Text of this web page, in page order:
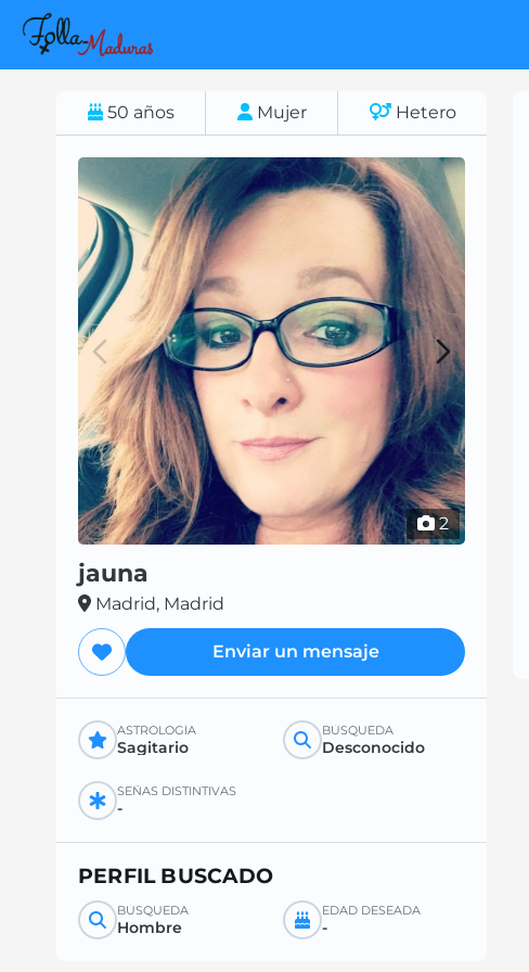
50 años Mujer Hetero
2
jauna
Madrid, Madrid
Enviar un mensaje
ASTROLOGÍA
Sagitario
BÚSQUEDA
Desconocido
SEÑAS DISTINTIVAS
-
PERFIL BUSCADO
BÚSQUEDA
Hombre
EDAD DESEADA
-